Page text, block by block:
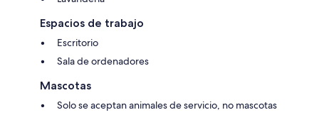
Espacios de trabajo
Escritorio
Sala de ordenadores
Mascotas
Solo se aceptan animales de servicio, no mascotas